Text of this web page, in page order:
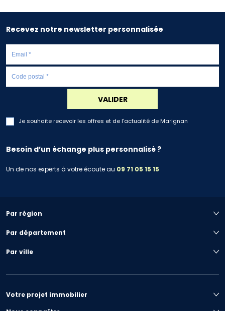
Recevez notre newsletter personnalisée
VALIDER
Je souhaite recevoir les offres et de l'actualité de Marignan
Besoin d’un échange plus personnalisé ?
Un de nos experts à votre écoute au 09 71 05 15 15
Par région
Par département
Par ville
Votre projet immobilier